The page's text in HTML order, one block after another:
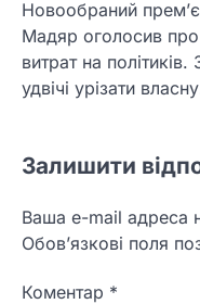
Новообраний
Мадяр оголосив
витрат на
удвічі урізати
Залишити
Ваша e-mail адреса
Обов’язкові поля
Коментар *